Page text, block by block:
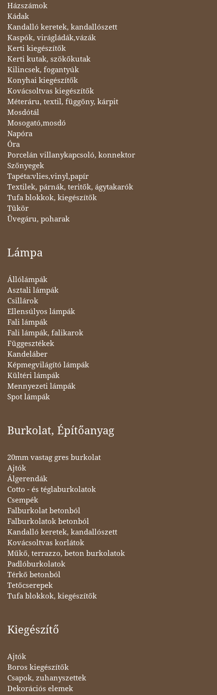
Házszámok
Kádak
Kandalló keretek, kandallószett
Kaspók, virágládák,vázák
Kerti kiegészítők
Kerti kutak, szökőkutak
Kilincsek, fogantyúk
Konyhai kiegészítők
Kovácsoltvas kiegészítők
Méteráru, textil, függöny, kárpit
Mosdótál
Mosogató,mosdó
Napóra
Óra
Porcelán villanykapcsoló, konnektor
Szőnyegek
Tapéta:vlies,vinyl,papír
Textilek, párnák, teritők, ágytakarók
Tufa blokkok, kiegészítők
Tükör
Üvegáru, poharak
Lámpa
Állólámpák
Asztali lámpák
Csillárok
Ellensúlyos lámpák
Fali lámpák
Fali lámpák, falikarok
Függesztékek
Kandeláber
Képmegvilágító lámpák
Kültéri lámpák
Mennyezeti lámpák
Spot lámpák
Burkolat, Építőanyag
20mm vastag gres burkolat
Ajtók
Álgerendák
Cotto - és téglaburkolatok
Csempék
Falburkolat betonból
Falburkolatok betonból
Kandalló keretek, kandallószett
Kovácsoltvas korlátok
Műkő, terrazzo, beton burkolatok
Padlóburkolatok
Térkő betonból
Tetőcserepek
Tufa blokkok, kiegészítők
Kiegészítő
Ajtók
Boros kiegészítők
Csapok, zuhanyszettek
Dekorációs elemek